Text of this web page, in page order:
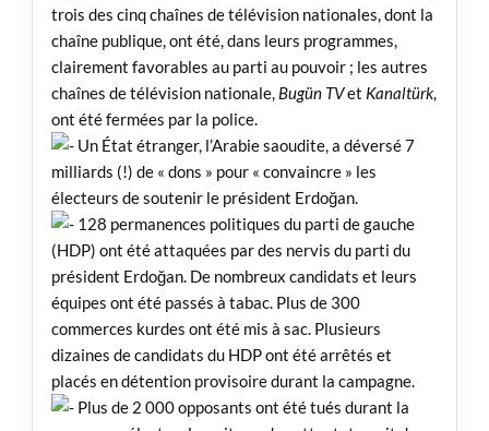
trois des cinq chaînes de télévision nationales, dont la
chaîne publique, ont été, dans leurs programmes,
clairement favorables au parti au pouvoir ; les autres
chaînes de télévision nationale, Bugün TVet Kanaltürk,
ont été fermées par la police.
Un État étranger, l’Arabie saoudite, a déversé 7
milliards (!) de « dons » pour « convaincre » les
électeurs de soutenir le président Erdoğan.
128 permanences politiques du parti de gauche
(HDP) ont été attaquées par des nervis du parti du
président Erdoğan. De nombreux candidats et leurs
équipes ont été passés à tabac. Plus de 300
commerces kurdes ont été mis à sac. Plusieurs
dizaines de candidats du HDP ont été arrêtés et
placés en détention provisoire durant la campagne.
Plus de 2 000 opposants ont été tués durant la